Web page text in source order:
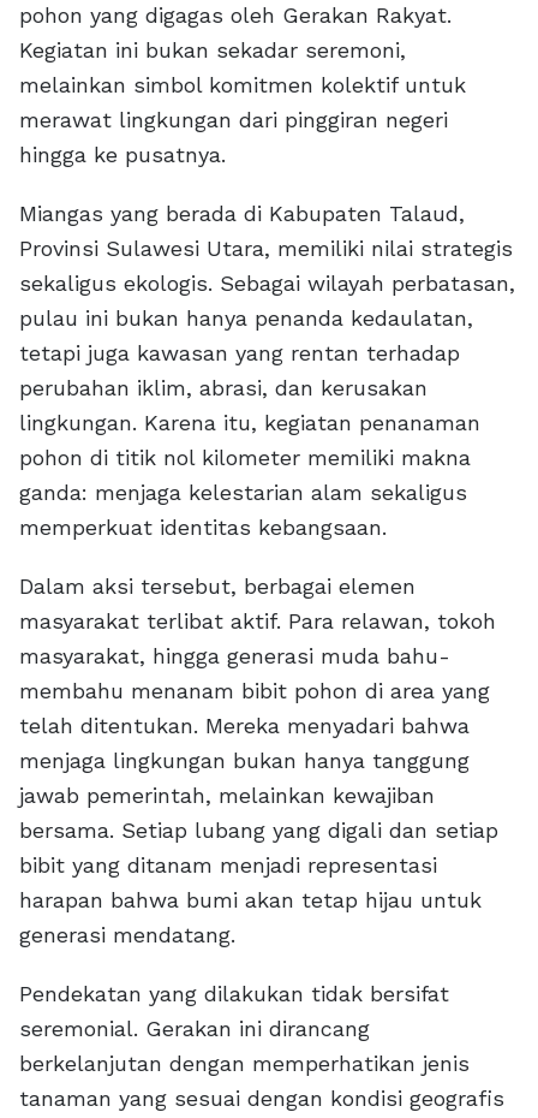
pohon yang digagas oleh Gerakan Rakyat.
Kegiatan ini bukan sekadar seremoni,
melainkan simbol komitmen kolektif untuk
merawat lingkungan dari pinggiran negeri
hingga ke pusatnya.
Miangas yang berada di Kabupaten Talaud,
Provinsi Sulawesi Utara, memiliki nilai strategis
sekaligus ekologis. Sebagai wilayah perbatasan,
pulau ini bukan hanya penanda kedaulatan,
tetapi juga kawasan yang rentan terhadap
perubahan iklim, abrasi, dan kerusakan
lingkungan. Karena itu, kegiatan penanaman
pohon di titik nol kilometer memiliki makna
ganda: menjaga kelestarian alam sekaligus
memperkuat identitas kebangsaan.
Dalam aksi tersebut, berbagai elemen
masyarakat terlibat aktif. Para relawan, tokoh
masyarakat, hingga generasi muda bahu-
membahu menanam bibit pohon di area yang
telah ditentukan. Mereka menyadari bahwa
menjaga lingkungan bukan hanya tanggung
jawab pemerintah, melainkan kewajiban
bersama. Setiap lubang yang digali dan setiap
bibit yang ditanam menjadi representasi
harapan bahwa bumi akan tetap hijau untuk
generasi mendatang.
Pendekatan yang dilakukan tidak bersifat
seremonial. Gerakan ini dirancang
berkelanjutan dengan memperhatikan jenis
tanaman yang sesuai dengan kondisi geografis